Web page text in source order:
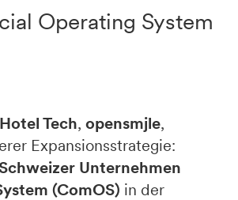
Operating System
Tech, opensmjle,
Expansionsstrategie:
Unternehmen
(ComOS) in der